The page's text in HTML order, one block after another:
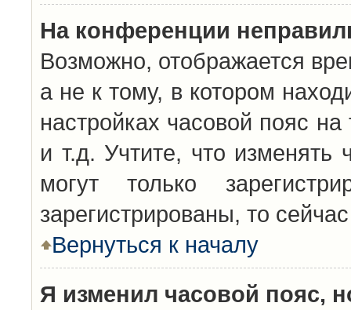
На конференции
Возможно, отображается
а не к тому, в котором
настройках часовой пояс
и т.д. Учтите, что изменять
могут только
зарегистрированы, то
Вернуться к началу
Я изменил часовой пояс,